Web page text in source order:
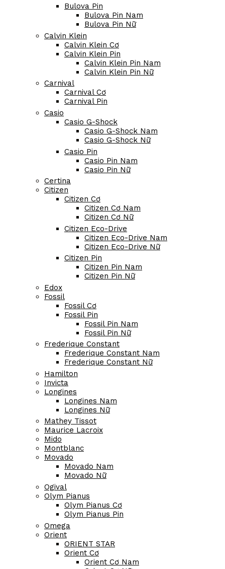
Bulova Pin
Bulova Pin Nam
Bulova Pin Nữ
Calvin Klein
Calvin Klein Cơ
Calvin Klein Pin
Calvin Klein Pin Nam
Calvin Klein Pin Nữ
Carnival
Carnival Cơ
Carnival Pin
Casio
Casio G-Shock
Casio G-Shock Nam
Casio G-Shock Nữ
Casio Pin
Casio Pin Nam
Casio Pin Nữ
Certina
Citizen
Citizen Cơ
Citizen Cơ Nam
Citizen Cơ Nữ
Citizen Eco-Drive
Citizen Eco-Drive Nam
Citizen Eco-Drive Nữ
Citizen Pin
Citizen Pin Nam
Citizen Pin Nữ
Edox
Fossil
Fossil Cơ
Fossil Pin
Fossil Pin Nam
Fossil Pin Nữ
Frederique Constant
Frederique Constant Nam
Frederique Constant Nữ
Hamilton
Invicta
Longines
Longines Nam
Longines Nữ
Mathey Tissot
Maurice Lacroix
Mido
Montblanc
Movado
Movado Nam
Movado Nữ
Ogival
Olym Pianus
Olym Pianus Cơ
Olym Pianus Pin
Omega
Orient
ORIENT STAR
Orient Cơ
Orient Cơ Nam